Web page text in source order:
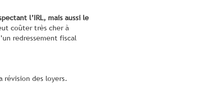
l’IRL, mais aussi le
coûter très cher à
redressement fiscal
révision des loyers.